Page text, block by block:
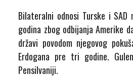
Bilateralni odnosi Turske i SAD
godina zbog odbijanja Amerike
državi povodom njegovog
Erdogana pre tri godine.
Pensilvaniji.